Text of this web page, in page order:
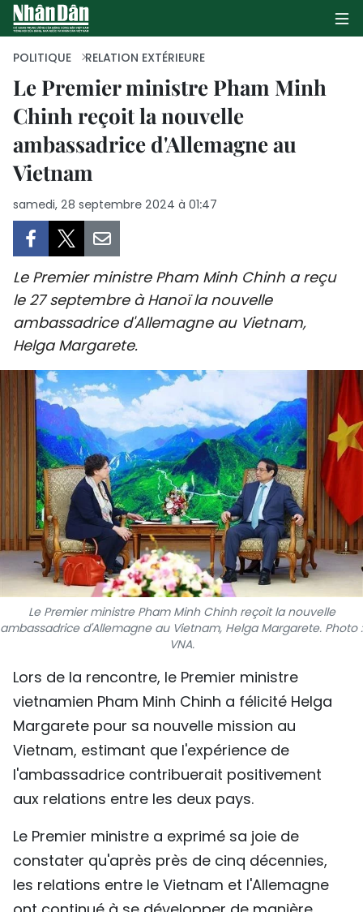
PAGE D'ACCUEIL
POLITIQUE
CULTURE
TOURISME
ENVIRONNEMENT
SPORT
FRANCOPHONIE
PAYS NATAL
INTERNATIONAL
MÉGASTORIE
INFOGRAPHIE
PHOTO
À PROPOS DU "PEUPLE"
TIẾNG VIỆT
РУССКИЙ
ESPAÑOL
POLITIQUE RELATION EXTÉRIEURE
Le Premier ministre Pham Minh
Chinh reçoit la nouvelle
ambassadrice d'Allemagne au
Vietnam
samedi, 28 septembre 2024 à 01:47
Le Premier ministre Pham Minh Chinh a reçu
le 27 septembre à Hanoï la nouvelle
ambassadrice d'Allemagne au Vietnam,
Helga Margarete.
Le Premier ministre Pham Minh Chinh reçoit la nouvelle
ambassadrice d'Allemagne au Vietnam, Helga Margarete. Photo :
VNA.
Lors de la rencontre, le Premier ministre
vietnamien Pham Minh Chinh a félicité Helga
Margarete pour sa nouvelle mission au
Vietnam, estimant que l'expérience de
l'ambassadrice contribuerait positivement
aux relations entre les deux pays.
Le Premier ministre a exprimé sa joie de
constater qu'après près de cinq décennies,
les relations entre le Vietnam et l'Allemagne